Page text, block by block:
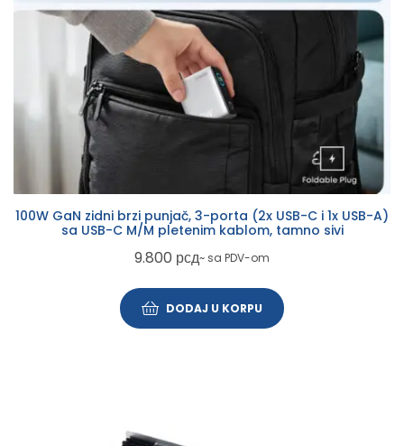
100W GaN zidni brzi punjač, 3-porta (2x USB-C i 1x USB-A)
sa USB-C M/M pletenim kablom, tamno sivi
9.800 рсд~ sa PDV-om
DODAJ U KORPU